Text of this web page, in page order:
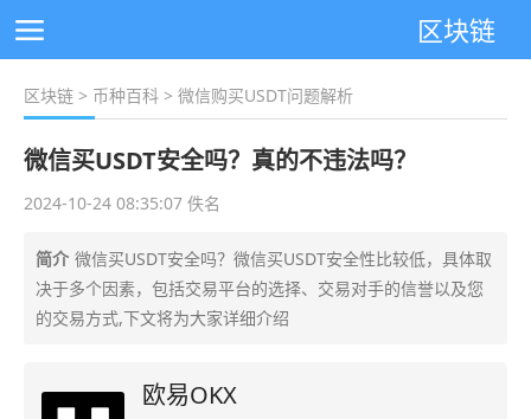
区块链
区块链 > 币种百科 > 微信购买USDT问题解析
微信买USDT安全吗？真的不违法吗？
2024-10-24 08:35:07 佚名
简介 微信买USDT安全吗？微信买USDT安全性比较低，具体取
决于多个因素，包括交易平台的选择、交易对手的信誉以及您
的交易方式,下文将为大家详细介绍
欧易OKX